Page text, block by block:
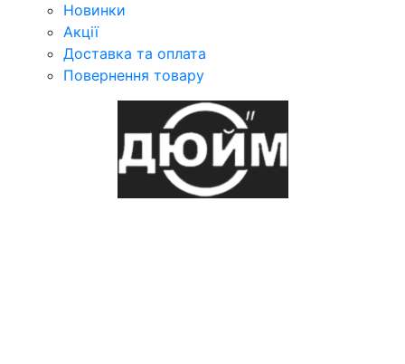
Новинки
Акції
Доставка та оплата
Повернення товару